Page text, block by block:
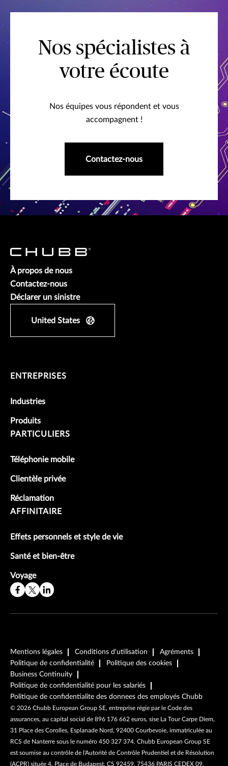
Nos spécialistes à
votre écoute
Nos équipes vous répondent et vous
accompagnent !
Contactez-nous
À propos de nous
Contactez-nous
Déclarer un sinistre
United States
ENTREPRISES
Industries
Produits
PARTICULIERS
Téléphonie mobile
Clientèle privée
Réclamation
AFFINITAIRE
Effets personnels et style de vie
Santé et bien-être
Voyage
Mentions légales Conditions d'utilisation
Agréments
Politique de confidentialité
Politique des cookies
Business Continuity
Politique de confidentialité pour les salariés
Politique de confidentialite des donnees des employés Chubb
© 2026 Chubb European Group SE, entreprise régie par le Code des
assurances, au capital social de 896 176 662 euros, sise La Tour Carpe Diem,
31 Place des Corolles, Esplanade Nord, 92400 Courbevoie, immatriculée au
RCS de Nanterre sous le numéro 450 327 374. Chubb European Group SE
est soumise au contrôle de l'Autorité de Contrôle Prudentiel et de Résolution
(ACPR) située 4, Place de Budapest, CS 92459, 75436 PARIS CEDEX 09.